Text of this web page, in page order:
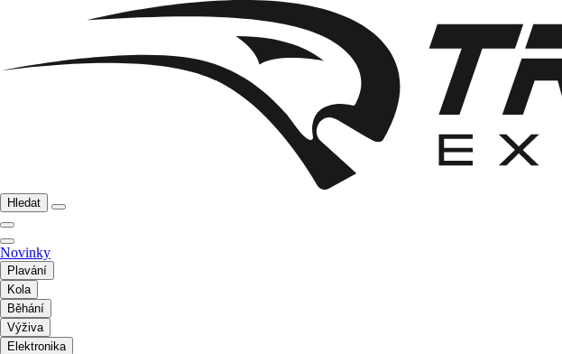
Hledat
Novinky
Plavání
Kola
Běhání
Výživa
Elektronika